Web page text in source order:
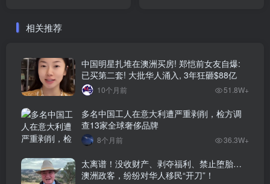
相关推荐
中国明星扎堆在澳洲买房! 郑恺前女友自爆:
已买第二套! 大批华人涌入, 3年狂砸$88亿
10个月前 51.8W+
多名中国工人在意大利遭严重剥削，检方调
查13家全球奢侈品牌
8个月前 36.3W+
太离谱！没收财产、剥夺福利、禁止堕胎…
澳洲政客，纷纷对华人移民“开刀”！